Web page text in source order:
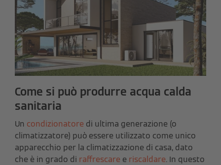
Come si può produrre acqua calda
sanitaria
Un condizionatore di ultima generazione (o
climatizzatore) può essere utilizzato come unico
apparecchio per la climatizzazione di casa, dato
che è in grado di raffrescare e riscaldare. In questo